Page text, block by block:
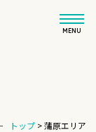
MENU
トップ >蒲原エリア